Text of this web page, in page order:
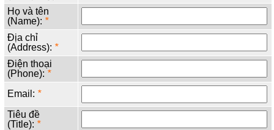
Họ và tên
(Name): *
Địa chỉ
(Address): *
Điện thoại
(Phone): *
Email: *
Tiêu đề
(Title): *